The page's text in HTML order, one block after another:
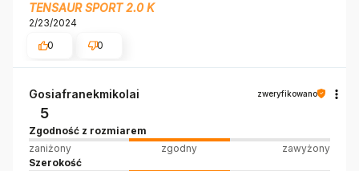
TENSAUR SPORT 2.0 K
2/23/2024
0
0
Gosiafranekmikolai zweryfikowano
5
Zgodność z rozmiarem
zaniżony
zgodny
zawyżony
Szerokość